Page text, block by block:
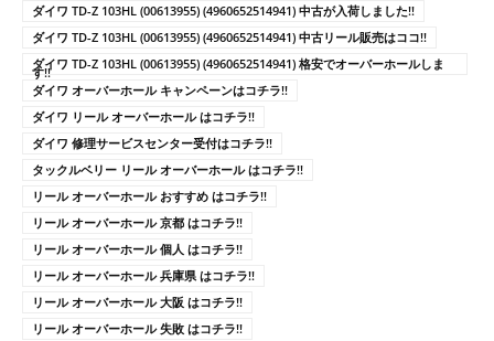
ダイワ TD-Z 103HL (00613955) (4960652514941) 中古が入荷しました!!
ダイワ TD-Z 103HL (00613955) (4960652514941) 中古リール販売はココ!!
ダイワ TD-Z 103HL (00613955) (4960652514941) 格安でオーバーホールしま
す!!
ダイワ オーバーホール キャンペーンはコチラ!!
ダイワ リール オーバーホール はコチラ!!
ダイワ 修理サービスセンター受付はコチラ!!
タックルベリー リール オーバーホール はコチラ!!
リール オーバーホール おすすめ はコチラ!!
リール オーバーホール 京都 はコチラ!!
リール オーバーホール 個人 はコチラ!!
リール オーバーホール 兵庫県 はコチラ!!
リール オーバーホール 大阪 はコチラ!!
リール オーバーホール 失敗 はコチラ!!